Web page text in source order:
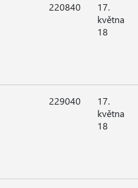
220840
17.
května
18
229040
17.
května
18